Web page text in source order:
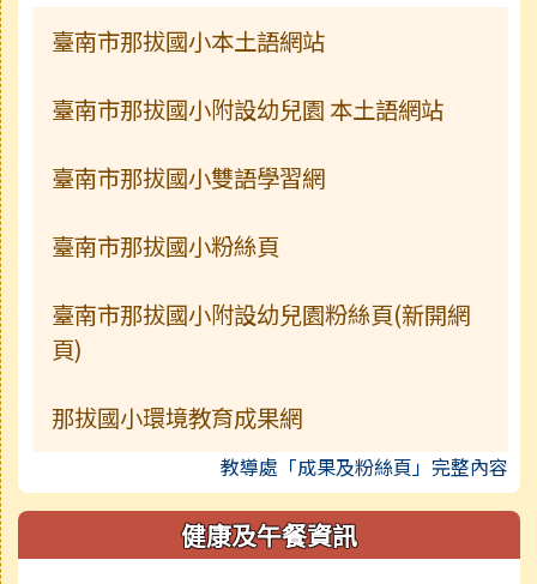
臺南市那拔國小本土語網站
臺南市那拔國小附設幼兒園 本土語網站
臺南市那拔國小雙語學習網
臺南市那拔國小粉絲頁
臺南市那拔國小附設幼兒園粉絲頁(新開網
頁)
那拔國小環境教育成果網
教導處「成果及粉絲頁」完整內容
健康及午餐資訊